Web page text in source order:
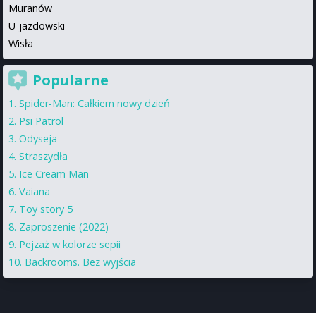
Muranów
U-jazdowski
Wisła
Popularne
Spider-Man: Całkiem nowy dzień
Psi Patrol
Odyseja
Straszydła
Ice Cream Man
Vaiana
Toy story 5
Zaproszenie (2022)
Pejzaż w kolorze sepii
Backrooms. Bez wyjścia